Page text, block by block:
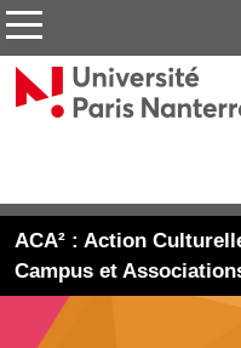
ACA² : Action
Campus et